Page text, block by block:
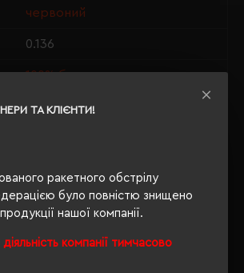
ТА КЛІЄНТИ!
ракетного обстрілу
було повністю знищено
нашої компанії.
компанії тимчасово
червоний
0.136
100% бавовна
унісекс
190 г/м²
прямий